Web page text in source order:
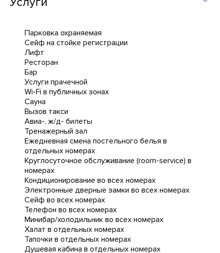
Парковка охраняемая
Сейф на стойке регистрации
Лифт
Ресторан
Бар
Услуги прачечной
Wi-Fi в публичных зонах
Сауна
Вызов такси
Авиа-, ж/д- билеты
Тренажерный зал
Ежедневная cмена постельного белья в
отдельных номерах
Круглосуточное обслуживание (room-service) в
номерах
Кондиционирование во всех номерах
Электронные дверные замки во всех номерах
Сейф во всех номерах
Телефон во всех номерах
Минибар/холодильник во всех номерах
Халат в отдельных номерах
Тапочки в отдельных номерах
Душевая кабина в отдельных номерах